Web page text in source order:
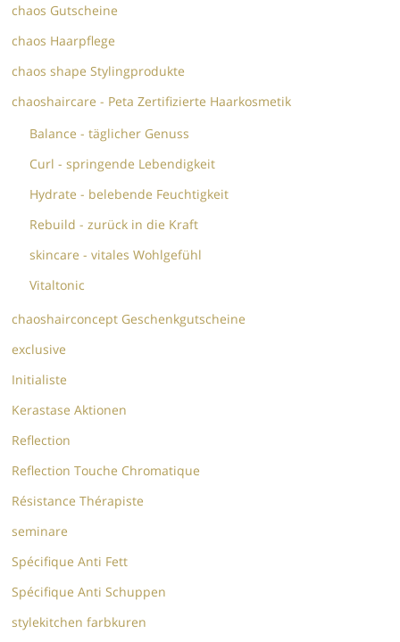
chaos Gutscheine
chaos Haarpflege
chaos shape Stylingprodukte
chaoshaircare - Peta Zertifizierte Haarkosmetik
Balance - täglicher Genuss
Curl - springende Lebendigkeit
Hydrate - belebende Feuchtigkeit
Rebuild - zurück in die Kraft
skincare - vitales Wohlgefühl
Vitaltonic
chaoshairconcept Geschenkgutscheine
exclusive
Initialiste
Kerastase Aktionen
Reflection
Reflection Touche Chromatique
Résistance Thérapiste
seminare
Spécifique Anti Fett
Spécifique Anti Schuppen
stylekitchen farbkuren